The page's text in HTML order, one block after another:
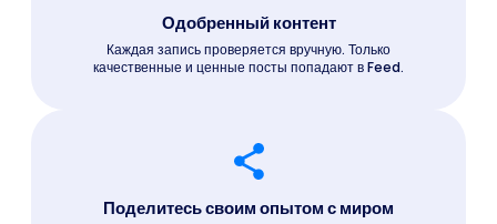
Одобренный контент
Каждая запись проверяется вручную. Только
качественные и ценные посты попадают в Feed.
Поделитесь своим опытом с миром